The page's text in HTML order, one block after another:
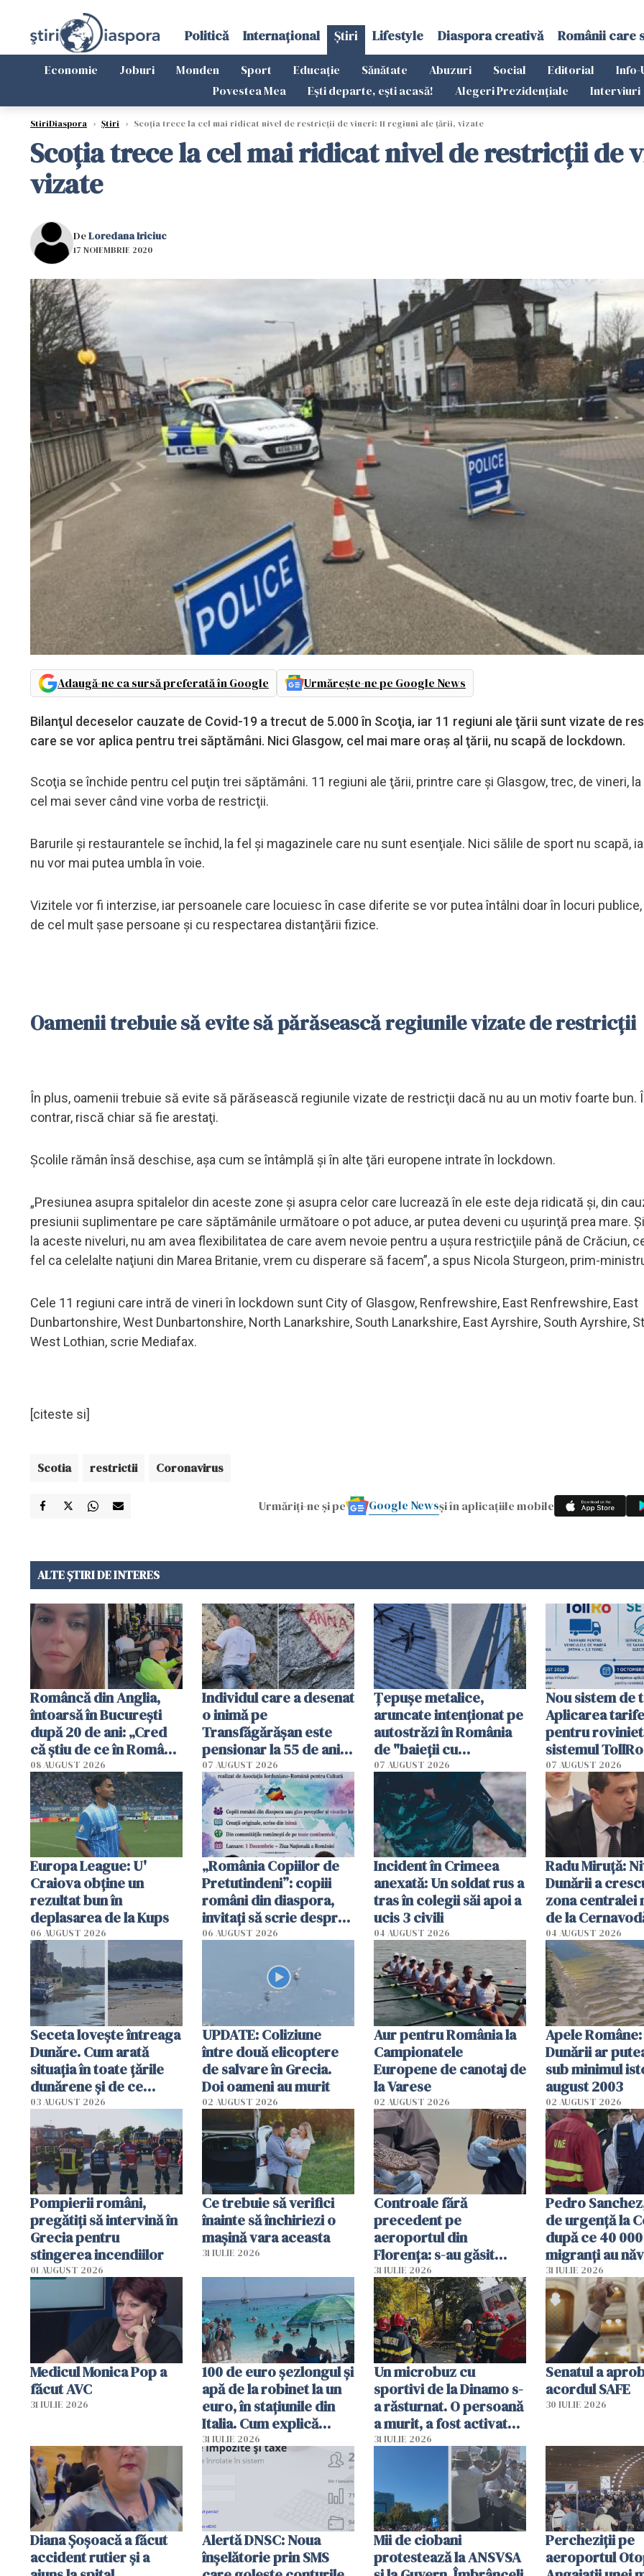
Politică Internațional Știri Lifestyle Diaspora creativă Românii care
Economie Joburi Monden Sport Educație Sănătate Abuzuri Social Editorial Info-
Povestea Mea
Ești departe, ești acasă! Alegeri Prezidențiale Interviuri
StiriDiaspora › Știri › Scoţia trece la cel mai ridicat nivel de restricţii de vineri: 11 regiuni ale ţării, vizate
Scoţia trece la cel mai ridicat nivel de restricţii de
vizate
DeLoredana Iriciuc
17 NOIEMBRIE 2020
Adaugă-ne ca sursă preferată în Google Urmărește-ne pe Google News
Bilanţul deceselor cauzate de Covid-19 a trecut de 5.000 în Scoţia, iar 11 regiuni ale ţării sunt vizate de
care se vor aplica pentru trei săptămâni. Nici Glasgow, cel mai mare oraş al ţării, nu scapă de lockdown.
Scoţia se închide pentru cel puţin trei săptămâni. 11 regiuni ale ţării, printre care şi Glasgow, trec, de vineri, la
cel mai sever când vine vorba de restricţii.
Barurile şi restaurantele se închid, la fel şi magazinele care nu sunt esenţiale. Nici sălile de sport nu scapă,
nu vor mai putea umbla în voie.
Vizitele vor fi interzise, iar persoanele care locuiesc în case diferite se vor putea întâlni doar în locuri
de cel mult şase persoane şi cu respectarea distanţării fizice.
Oamenii trebuie să evite să părăsească regiunile vizate de restricţii
În plus, oamenii trebuie să evite să părăsească regiunile vizate de restricţii dacă nu au un motiv foarte bun.
contrar, riscă chiar să fie arestaţi.
Şcolile rămân însă deschise, aşa cum se întâmplă şi în alte ţări europene intrate în lockdown.
„Presiunea asupra spitalelor din aceste zone şi asupra celor care lucrează în ele este deja ridicată şi, din
presiunii suplimentare pe care săptămânile următoare o pot aduce, ar putea deveni cu uşurinţă prea mare.
la aceste niveluri, nu am avea flexibilitatea de care avem nevoie pentru a uşura restricţiile până de Crăciun,
fel ca celelalte naţiuni din Marea Britanie, vrem cu disperare să facem”, a spus Nicola Sturgeon, prim-
Cele 11 regiuni care intră de vineri în lockdown sunt City of Glasgow, Renfrewshire, East Renfrewshire, East
Dunbartonshire, West Dunbartonshire, North Lanarkshire, South Lanarkshire, East Ayrshire, South Ayrshire,
West Lothian, scrie Mediafax.
[citeste si]
Scotia restrictii Coronavirus
Urmăriți-ne și pe Google Newsși în aplicațiile mobile
ALTE ȘTIRI DE INTERES
Româncă din Anglia,
întoarsă în București
după 20 de ani: „Cred
că știu de ce în România
se trăiește mai bine ca
în Anglia. E schimbat"
08 AUGUST 2026
Individul care a desenat
o inimă pe
Transfăgărășan este
pensionar la 55 de ani.
Poliția l-a identificat
07 AUGUST 2026
Țepușe metalice,
aruncate intenționat pe
autostrăzi în România
de "baieții cu
platforme": "Mi-au
cerut 1200 lei să mă
tracteze"
07 AUGUST 2026
Nou sistem de
Aplicarea
pentru
sistemul
începe la 1
07 AUGUST 2026
Europa League: U'
Craiova obține un
rezultat bun în
deplasarea de la Kups
06 AUGUST 2026
„România Copiilor de
Pretutindeni”: copiii
români din diaspora,
invitați să scrie despre
România într-un volum
06 AUGUST 2026
Incident în Crimeea
anexată: Un soldat rus a
tras în colegii săi apoi a
ucis 3 civili
04 AUGUST 2026
Radu Miruţă:
Dunării a
zona centralei
de la
cm faţă de
04 AUGUST 2026
Seceta lovește întreaga
Dunăre. Cum arată
situația în toate țările
dunărene și de ce
România resimte
efectele, deși a plouat
în iulie
03 AUGUST 2026
UPDATE: Coliziune
între două elicoptere
de salvare în Grecia.
Doi oameni au murit
02 AUGUST 2026
Aur pentru România la
Campionatele
Europene de canotaj de
la Varese
02 AUGUST 2026
Apele
Dunării ar
sub minimul
august 2003
02 AUGUST 2026
Pompierii români,
pregătiţi să intervină în
Grecia pentru
stingerea incendiilor
01 AUGUST 2026
Ce trebuie să verifici
înainte să închiriezi o
mașină vara aceasta
31 IULIE 2026
Controale fără
precedent pe
aeroportul din
Florența: s-au găsit
capete de aligator și o
sumă imensă de bani
31 IULIE 2026
Pedro
de urgență la
după ce 40
migranți au
teritoriul
mobiliza toate
resursele"
31 IULIE 2026
Medicul Monica Pop a
făcut AVC
31 IULIE 2026
100 de euro șezlongul și
apă de la robinet la un
euro, în stațiunile din
Italia. Cum explică
autoritățile
31 IULIE 2026
Un microbuz cu
sportivi de la Dinamo s-
a răsturnat. O persoană
a murit, a fost activat
planul roșu de
31 IULIE 2026
Senatul a
acordul SAFE
30 IULIE 2026
Diana Șoșoacă a făcut
accident rutier și a
Alertă DNSC: Noua
înșelătorie prin SMS
Mii de ciobani
protestează la ANSVSA
Percheziții pe
aeroportul